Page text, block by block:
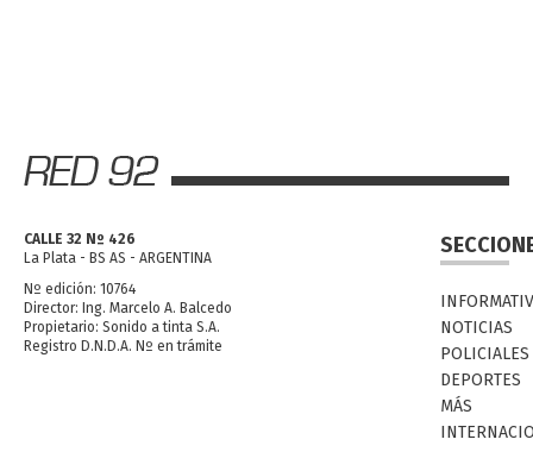
CALLE 32 Nº 426
La Plata - BS AS - ARGENTINA
Nº edición: 10764
Director: Ing. Marcelo A. Balcedo
Propietario: Sonido a tinta S.A.
Registro D.N.D.A. Nº en trámite
NOTICIAS
POLICIALES
DEPORTES
MÁS